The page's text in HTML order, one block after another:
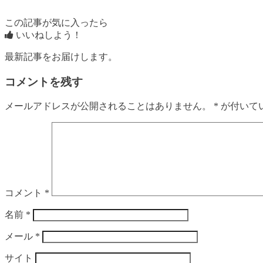
この記事が気に入ったら
いいねしよう！
最新記事をお届けします。
コメントを残す
メールアドレスが公開されることはありません。 * が付いて
コメント *
名前 *
メール *
サイト